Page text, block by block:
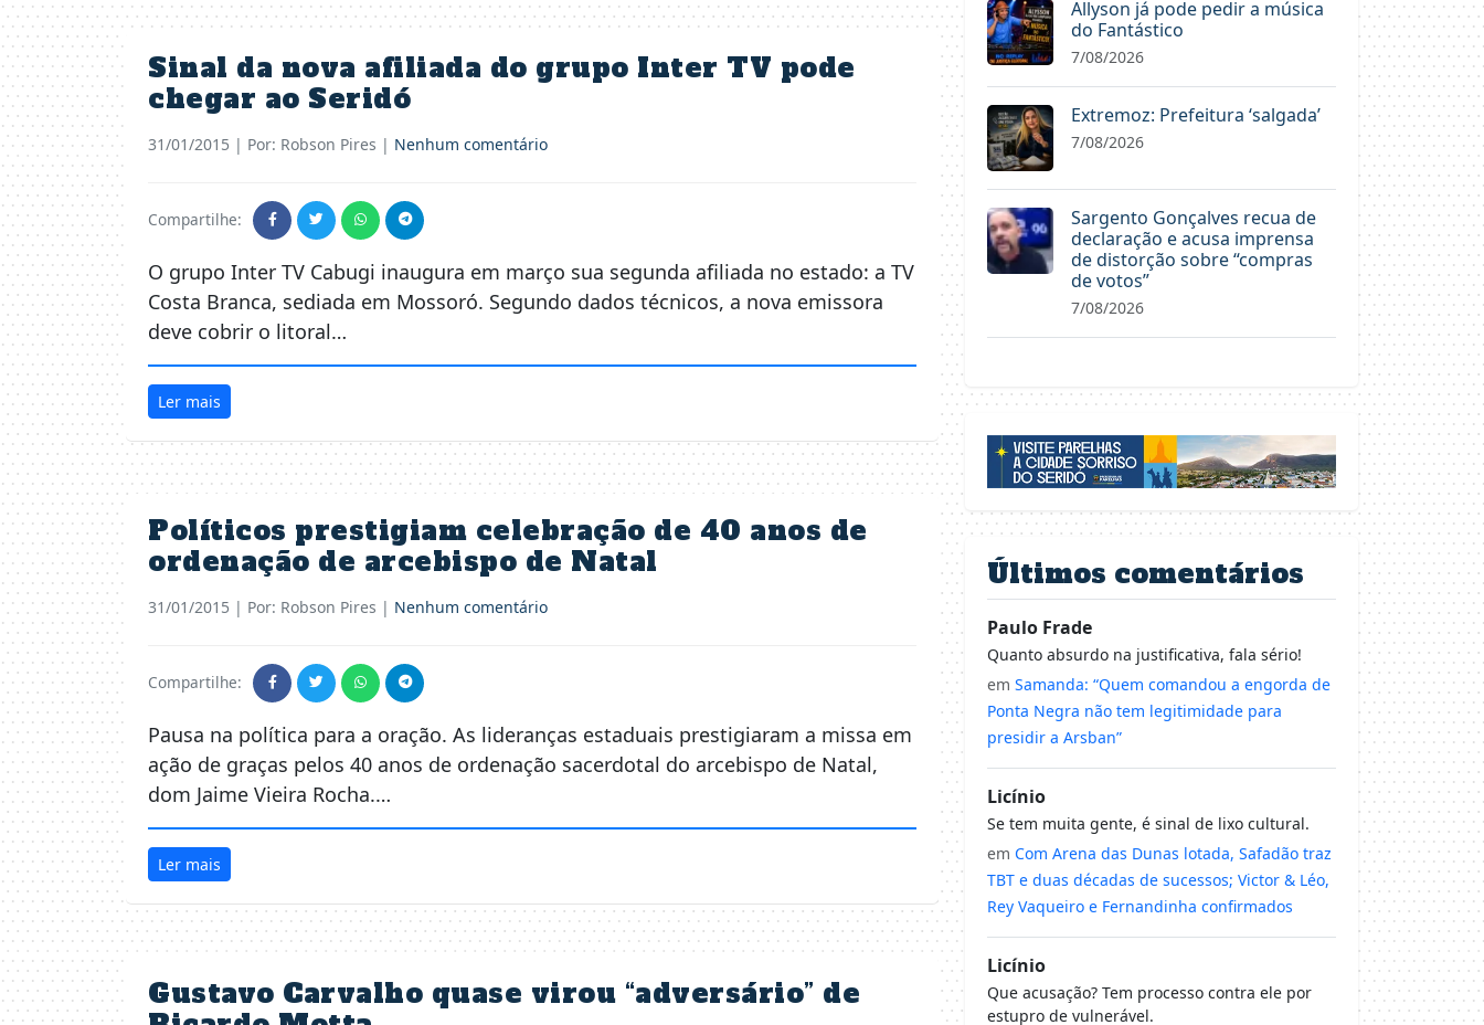
Sinal da nova afiliada do grupo Inter TV pode
chegar ao Seridó
31/01/2015 | Por: Robson Pires | Nenhum comentário
Compartilhe:
O grupo Inter TV Cabugi inaugura em março sua segunda afiliada no estado: a TV
Costa Branca, sediada em Mossoró. Segundo dados técnicos, a nova emissora
deve cobrir o litoral…
Ler mais
Políticos prestigiam celebração de 40 anos de
ordenação de arcebispo de Natal
31/01/2015 | Por: Robson Pires | Nenhum comentário
Compartilhe:
Pausa na política para a oração. As lideranças estaduais prestigiaram a missa em
ação de graças pelos 40 anos de ordenação sacerdotal do arcebispo de Natal,
dom Jaime Vieira Rocha.…
Ler mais
Gustavo Carvalho quase virou “adversário” de
Allyson já pode pedir a música
do Fantástico
7/08/2026
Extremoz: Prefeitura ‘salgada’
7/08/2026
Sargento Gonçalves recua de
declaração e acusa imprensa
de distorção sobre “compras
de votos”
7/08/2026
Últimos comentários
Paulo Frade
Quanto absurdo na justificativa, fala sério!
em Samanda: “Quem comandou a engorda de
Ponta Negra não tem legitimidade para
presidir a Arsban”
Licínio
Se tem muita gente, é sinal de lixo cultural.
em Com Arena das Dunas lotada, Safadão traz
TBT e duas décadas de sucessos; Victor & Léo,
Rey Vaqueiro e Fernandinha confirmados
Licínio
Que acusação? Tem processo contra ele por
estupro de vulnerável.